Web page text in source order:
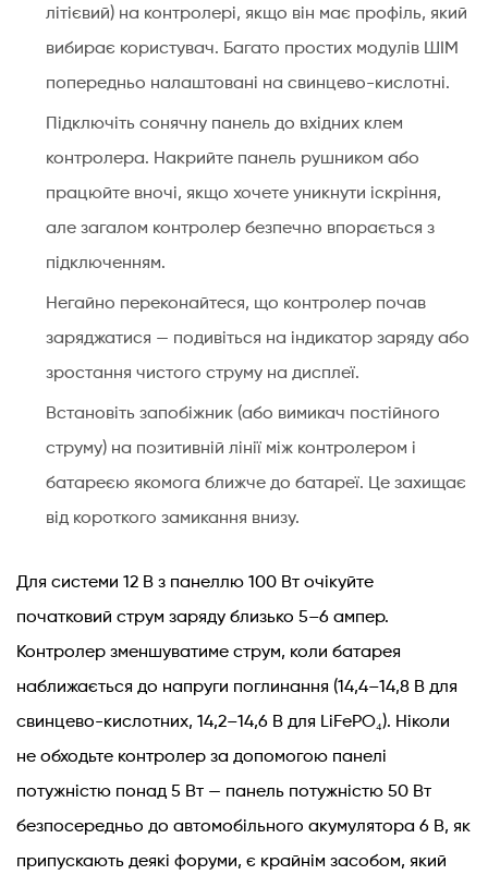
7.4
Чи
можна
та
нові
батареї
в
банку?
літієвий) на контролері, якщо він має профіль, який
вибирає користувач. Багато простих модулів ШІМ
попередньо налаштовані на свинцево-кислотні.
Підключіть сонячну панель до вхідних клем
контролера. Накрийте панель рушником або
працюйте вночі, якщо хочете уникнути іскріння,
але загалом контролер безпечно впорається з
підключенням.
Негайно переконайтеся, що контролер почав
заряджатися — подивіться на індикатор заряду або
зростання чистого струму на дисплеї.
Встановіть запобіжник (або вимикач постійного
струму) на позитивній лінії між контролером і
батареєю якомога ближче до батареї. Це захищає
від короткого замикання внизу.
Для системи 12 В з панеллю 100 Вт очікуйте
початковий струм заряду близько 5–6 ампер.
Контролер зменшуватиме струм, коли батарея
наближається до напруги поглинання (14,4–14,8 В для
свинцево-кислотних, 14,2–14,6 В для LiFePO₄). Ніколи
не обходьте контролер за допомогою панелі
потужністю понад 5 Вт — панель потужністю 50 Вт
безпосередньо до автомобільного акумулятора 6 В, як
припускають деякі форуми, є крайнім засобом, який